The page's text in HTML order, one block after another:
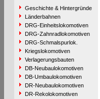
Geschichte & Hintergründe
Länderbahnen
DRG-Einheitslokomotiven
DRG-Zahnradlokomotiven
DRG-Schmalspurlok.
Kriegslokomotiven
Verlagerungsbauten
DB-Neubaulokomotiven
DB-Umbaulokomotiven
DR-Neubaulokomotiven
DR-Rekolokomotiven